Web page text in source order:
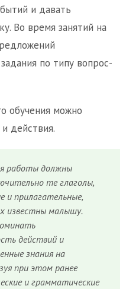
и давать
Во время занятий на
по типу вопрос-
обучения можно
действия.
работы должны
те глаголы,
и прилагательные,
известны малышу.
действий и
знания на
при этом ранее
и грамматические